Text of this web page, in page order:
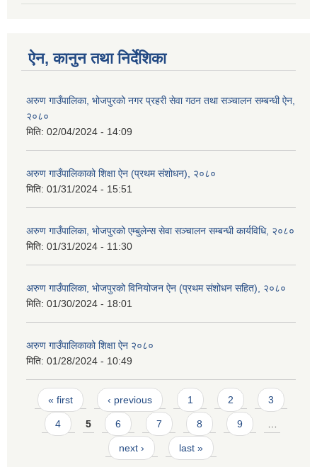
ऐन, कानुन तथा निर्देशिका
अरुण गाउँपालिका, भोजपुरको नगर प्रहरी सेवा गठन तथा सञ्‍चालन सम्बन्धी ऐन,
२०८०
मिति: 02/04/2024 - 14:09
अरुण गाउँपालिकाको शिक्षा ऐन (प्रथम संशोधन), २०८०
मिति: 01/31/2024 - 15:51
अरुण गाउँपालिका, भोजपुरको एम्बुलेन्स सेवा सञ्चालन सम्बन्धी कार्यविधि, २०८०
मिति: 01/31/2024 - 11:30
अरुण गाउँपालिका, भोजपुरको विनियोजन ऐन (प्रथम संशोधन सहित), २०८०
मिति: 01/30/2024 - 18:01
अरुण गाउँपालिकाको शिक्षा ऐन २०८०
मिति: 01/28/2024 - 10:49
Pages
« first ‹ previous 1 2 3
4 5 6 7 8 9
next › last »